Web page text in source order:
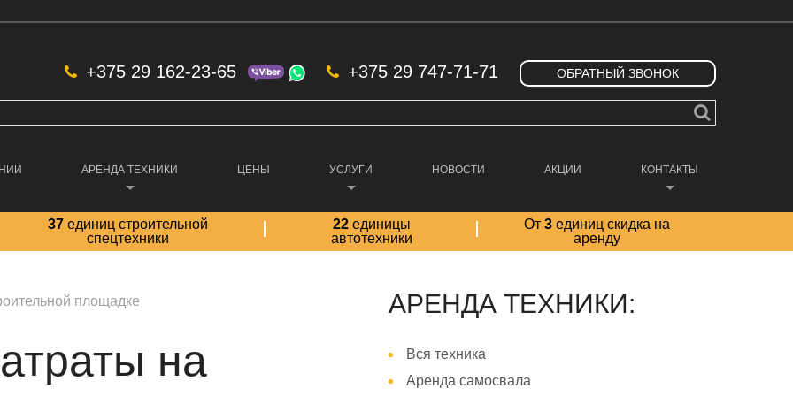
+375 29 162-23-65 +375 29 747-71-71 ОБРАТНЫЙ ЗВОНОК
АРЕНДА ТЕХНИКИ ЦЕНЫ УСЛУГИ НОВОСТИ АКЦИИ КОНТАКТЫ
37единиц строительной
спецтехники
22 единицы
автотехники
От3 единиц скидка на
аренду
площадке
на
АРЕНДА ТЕХНИКИ:
Вся техника
Аренда самосвала